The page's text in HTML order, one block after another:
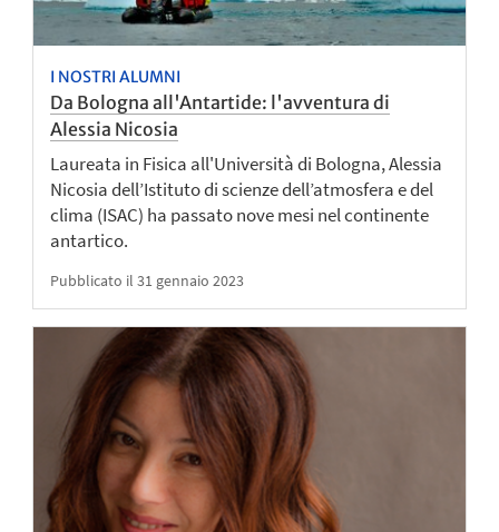
I NOSTRI ALUMNI
Da Bologna all'Antartide: l'avventura di
Alessia Nicosia
Laureata in Fisica all'Università di Bologna, Alessia
Nicosia dell’Istituto di scienze dell’atmosfera e del
clima (ISAC) ha passato nove mesi nel continente
antartico.
Pubblicato il 31 gennaio 2023